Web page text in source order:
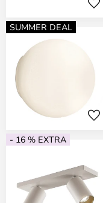
SUMMER DEAL
- 16 % EXTRA